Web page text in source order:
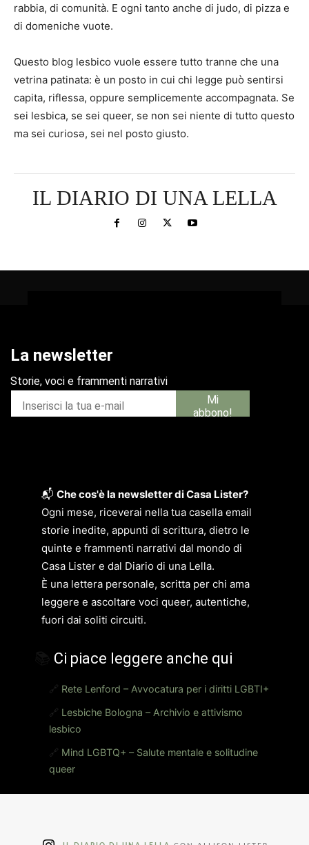
rabbia, di comunità. E ogni tanto anche di judo, di pizza e
di domeniche vuote.
Questo blog lesbico vuole essere tutto tranne che una
vetrina patinata: è un posto in cui chi legge può sentirsi
capita, riflessa, oppure semplicemente accompagnata. Se
sei lesbica, se sei queer, se non sei niente di tutto questo
ma sei curiosə, sei nel posto giusto.
IL DIARIO DI UNA LELLA
📬 Che cos'è la newsletter di Casa Lister?
Ogni mese, riceverai nella tua casella email
storie inedite, appunti di scrittura, dietro le
quinte e frammenti narrativi dal mondo di
Casa Lister e dal Diario di una Lella.
È una lettera personale, scritta per chi ama
leggere e ascoltare voci queer, autentiche,
fuori dai soliti circuiti.
Ci piace leggere anche qui
🔗 Rete Lenford – Avvocatura per i diritti LGBTI+
🔗 Lesbiche Bologna – Archivio e attivismo
lesbico
🔗 Mind LGBTQ+ – Salute mentale e solitudine
queer